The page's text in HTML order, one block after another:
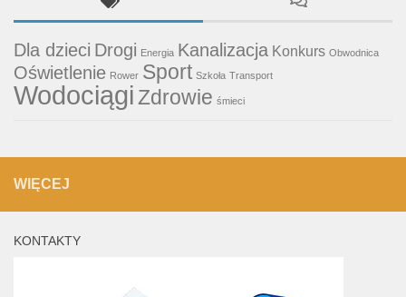
Dla dzieci Drogi Energia Kanalizacja Konkurs Obwodnica
Oświetlenie Rower Sport Szkoła Transport
WodociągiZdrowie śmieci
WIĘCEJ
KONTAKTY